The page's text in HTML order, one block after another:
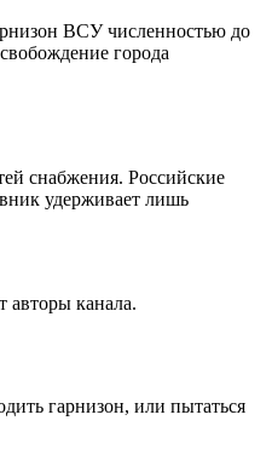
ВСУ численностью до
города
снабжения. Российские
удерживает лишь
авторы канала.
гарнизон, или пытаться